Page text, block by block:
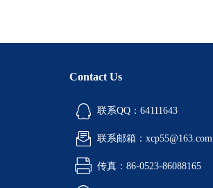
Contact Us
联系QQ：64111643
联系邮箱：xcp55@163.com
传真：86-0523-86088165